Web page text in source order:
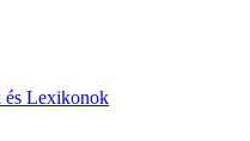
és Lexikonok